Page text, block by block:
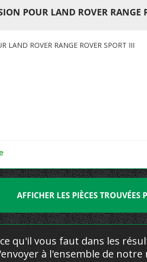
POUR LAND ROVER RANGE
LAND ROVER RANGE ROVER SPORT III
AFFICHER LES PIÈCES
qu'il vous faut dans les
à l'ensemble de notre